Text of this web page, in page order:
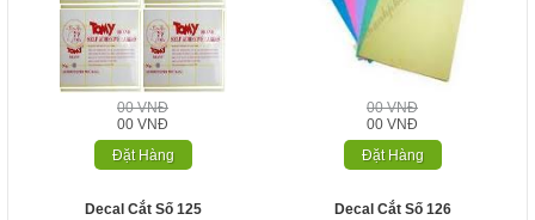
00 VNĐ
00 VNĐ
Đặt Hàng
00 VNĐ
00 VNĐ
Đặt Hàng
Decal Cắt Số 125 Decal Cắt Số 126